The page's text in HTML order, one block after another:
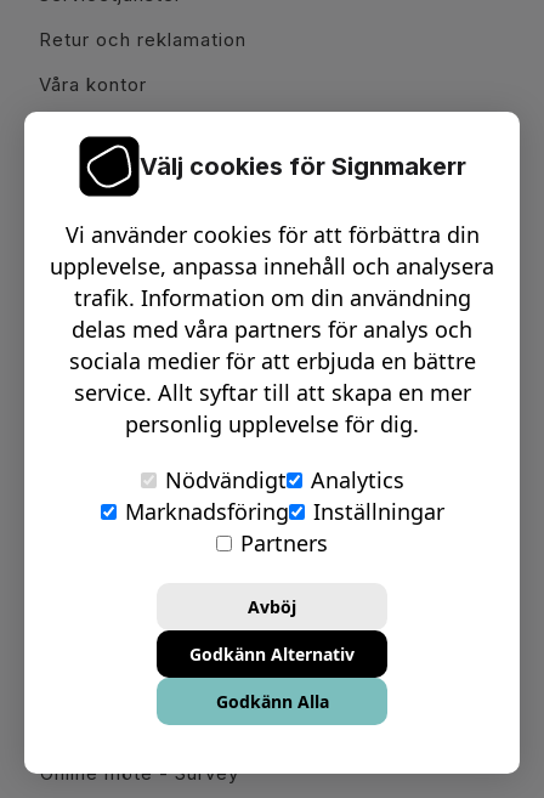
Retur och reklamation
Våra kontor
Karriär & Partnerskap
Jobba hos oss
Bli återförsäljare & partner
Om oss
Online tjänster
Chatt Vard: 08-17
Online möte - Design
Online möte - Survey
Välj cookies för Signmakerr
Vi använder cookies för att förbättra din
upplevelse, anpassa innehåll och analysera
trafik. Information om din användning
delas med våra partners för analys och
sociala medier för att erbjuda en bättre
service. Allt syftar till att skapa en mer
personlig upplevelse för dig.
Nödvändigt
Analytics
Marknadsföring
Inställningar
Partners
Avböj
Godkänn Alternativ
Godkänn Alla